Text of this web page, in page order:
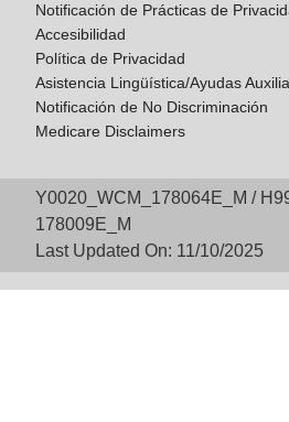
Notificación de Prácticas de
Accesibilidad
Política de Privacidad
Asistencia Lingüística/Ayudas
Notificación de No Discriminación
Medicare Disclaimers
Y0020_WCM_178064E_M /
178009E_M
Last Updated On: 11/10/2025